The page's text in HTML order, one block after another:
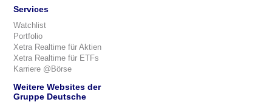
Services
Watchlist
Portfolio
Xetra Realtime für Aktien
Xetra Realtime für ETFs
Karriere @Börse
Weitere Websites der
Gruppe Deutsche